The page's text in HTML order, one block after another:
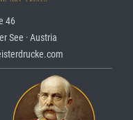
46
See · Austria